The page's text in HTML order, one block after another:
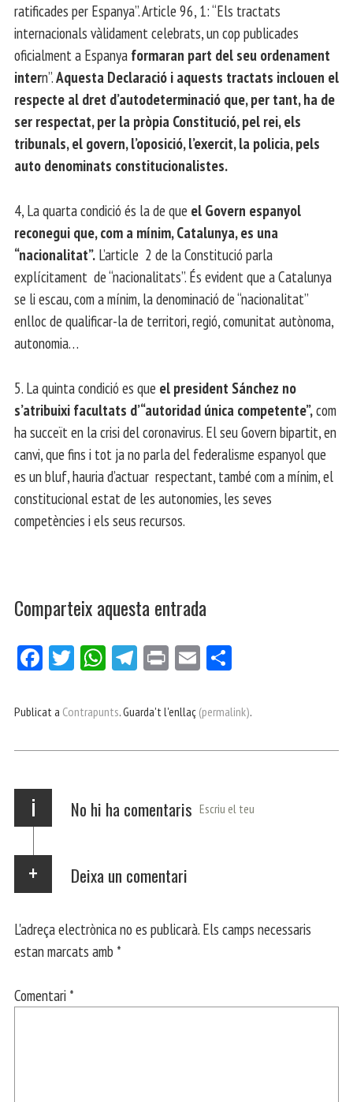
ratificades per Espanya”. Article 96, 1: “Els tractats
internacionals vàlidament celebrats, un cop publicades
oficialment a Espanya formaran part del seu ordenament
intern”.Aquesta Declaració i aquests tractats inclouen el
respecte al dret d’autodeterminació que, per tant, ha de
ser respectat, per la pròpia Constitució, pel rei, els
tribunals, el govern, l’oposició, l’exercit, la policia, pels
auto denominats constitucionalistes.
4, La quarta condició és la de que el Govern espanyol
reconegui que, com a mínim, Catalunya, es una
“nacionalitat”. L’article 2 de la Constitució parla
explícitament de “nacionalitats”. És evident que a Catalunya
se li escau, com a mínim, la denominació de “nacionalitat”
enlloc de qualificar-la de territori, regió, comunitat autònoma,
autonomia…
5. La quinta condició es que el president Sánchez no
s’atribuixi facultats d’“autoridad única competente”,com
ha succeït en la crisi del coronavirus. El seu Govern bipartit, en
canvi, que fins i tot ja no parla del federalisme espanyol que
es un bluf, hauria d’actuar respectant, també com a mínim, el
constitucional estat de les autonomies, les seves
competències i els seus recursos.
Comparteix aquesta entrada
Fa
bo
Tw
er
W
ts
p
Te
gr
m
Pri E
ail pa
ei
Publicat a Contrapunts. Guarda't l'enllaç (permalink).
i No hi ha comentaris Escriu el teu
Deixa un comentari
L'adreça electrònica no es publicarà. Els camps necessaris
estan marcats amb *
Comentari *